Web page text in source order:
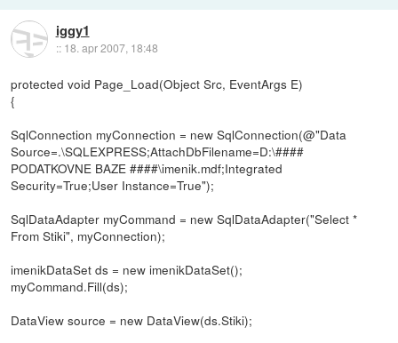
iggy1
:: 18. apr 2007, 18:48
protected void Page_Load(Object Src, EventArgs E)
{
SqlConnection myConnection = new SqlConnection(@"Data
Source=.\SQLEXPRESS;AttachDbFilename=D:\####
PODATKOVNE BAZE ####\imenik.mdf;Integrated
Security=True;User Instance=True");
SqlDataAdapter myCommand = new SqlDataAdapter("Select *
From Stiki", myConnection);
imenikDataSet ds = new imenikDataSet();
myCommand.Fill(ds);
DataView source = new DataView(ds.Stiki);